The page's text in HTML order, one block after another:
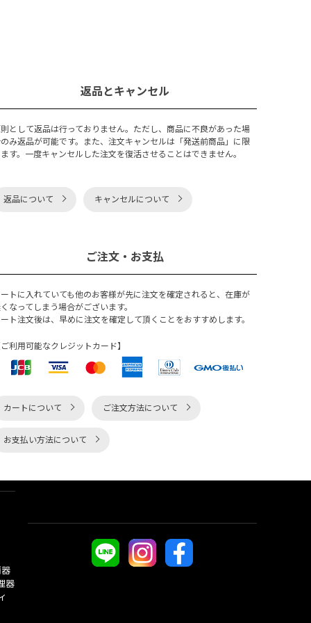
返品とキャンセル
として返品は行っておりません。ただし、商品に不良があった場
み返品が可能です。また、注文キャンセルは「発送前商品」に限
す。一度キャンセルした注文を復活させることはできません。
返品について キャンセルについて
ご注文・お支払
トに入れていても他のお客様が先に注文を確定されると、在庫が
なってしまう場合がございます。
ト注文後は、早めに注文を確定して頂くことをおすすめします。
利用可能なクレジットカード】
カートについて ご注文方法について
お支払い方法について
器